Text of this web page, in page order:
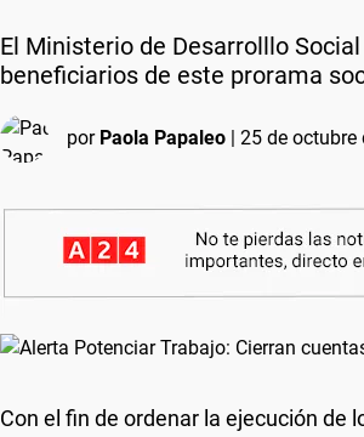
El Ministerio de Desarrolllo
beneficiarios de este prorama
por Paola Papaleo | 25 de octubre
Con el fin de ordenar la ejecución de